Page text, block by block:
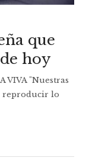
que
hoy
VIVA "Nuestras
reproducir lo